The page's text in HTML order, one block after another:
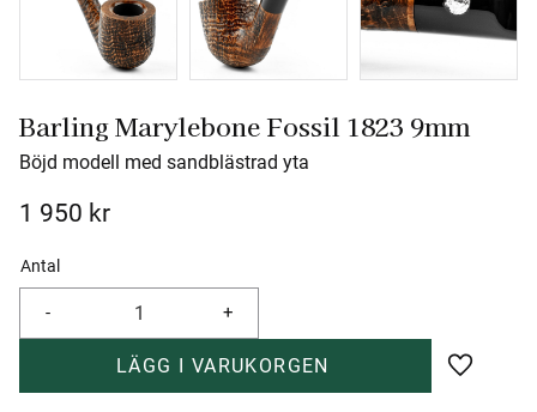
Barling Marylebone Fossil 1823 9mm
Böjd modell med sandblästrad yta
1 950 kr
Antal
+
-
Lägg till